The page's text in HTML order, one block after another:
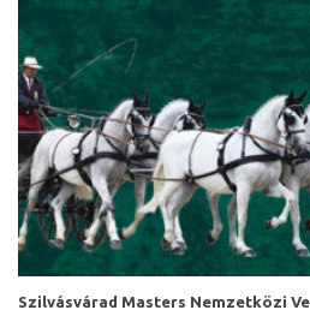
Szilvásvárad Masters Nemzetközi